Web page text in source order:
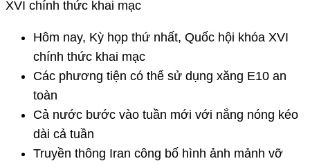
XVI chính thức khai mạc
Hôm nay, Kỳ họp thứ nhất, Quốc hội khóa XVI
chính thức khai mạc
Các phương tiện có thể sử dụng xăng E10 an
toàn
Cả nước bước vào tuần mới với nắng nóng kéo
dài cả tuần
Truyền thông Iran công bố hình ảnh mảnh vỡ